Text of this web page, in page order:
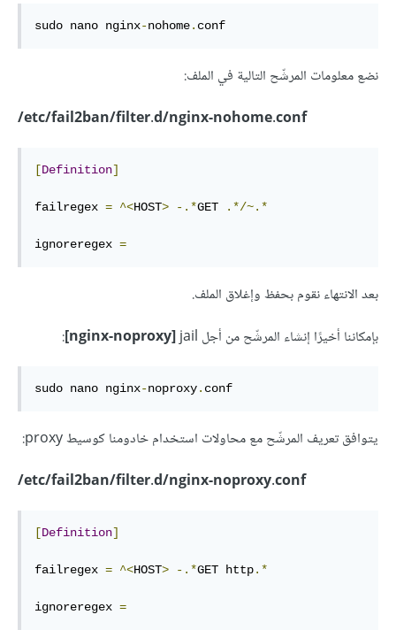
sudo nano nginx-nohome. conf
نضع معلومات المرشّح التالية في الملف:
etc/fail2ban/filter.d/nginx-nohome.conf/
[Definition]
failregex = ^<HOST> -.*GET .*/~.*
ignoreregex =
بعد الانتهاء نقوم بحفظ وإغلاق الملف.
بإمكاننا أخيرًا إنشاء المرشّح من أجل
nginx-noproxy]jail
]
:
sudo nano nginx-noproxy. conf
يتوافق تعريف المرشّح مع محاولات استخدام خادومنا كوسيط proxy:
etc/fail2ban/filter.d/nginx-noproxy.conf/
[Definition]
failregex = ^<HOST> -.*GET http.*
ignoreregex =